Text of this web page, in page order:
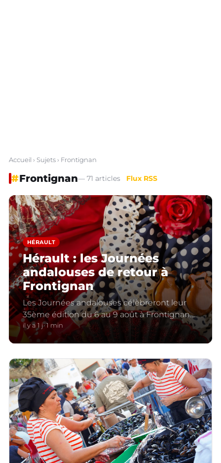
Accueil › Sujets› Frontignan
#Frontignan— 71 articles Flux RSS
HÉRAULT
Hérault : les Journées
andalouses de retour à
Frontignan
Les Journées andalouses célèbreront leur
35ème édition du 6 au 9 août à Frontignan
(Hérault).
il y a 1 j 1 min